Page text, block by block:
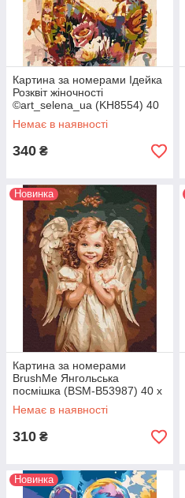
Картина за номерами Ідейка
Розквіт жіночності
©art_selena_ua (KH8554) 40
х 50 см
Немає в наявності
340 ₴
Новинка
Картина за номерами
BrushMe Янгольська
посмішка (BSM-B53987) 40 х
50 см
Немає в наявності
310 ₴
Новинка